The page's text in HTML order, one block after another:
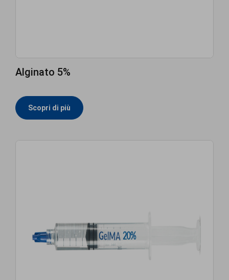
Alginato 5%
Scopri di più